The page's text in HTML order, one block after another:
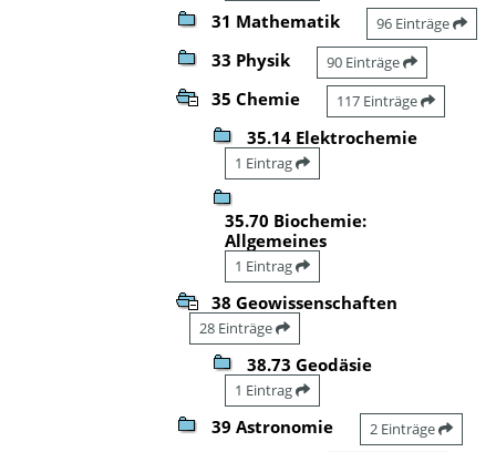
31 Mathematik 96 Einträge
33 Physik 90 Einträge
35 Chemie 117 Einträge
35.14 Elektrochemie
1 Eintrag
35.70 Biochemie:
Allgemeines
1 Eintrag
38 Geowissenschaften
28 Einträge
38.73 Geodäsie
1 Eintrag
39 Astronomie 2 Einträge